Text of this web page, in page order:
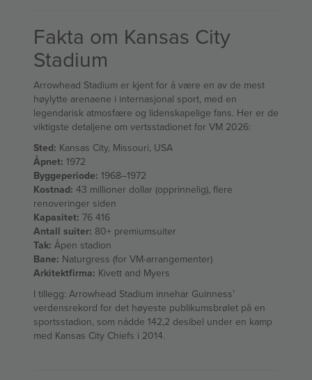
Fakta om Kansas City
Stadium
Arrowhead Stadium er kjent for å være en av de mest
høylytte arenaene i internasjonal sport, med en
legendarisk atmosfære og lidenskapelige fans. Her er de
viktigste detaljene om vertsstadionet for VM 2026:
Sted: Kansas City, Missouri, USA
Åpnet: 1972
Byggeperiode: 1968–1972
Kostnad: 43 millioner dollar (opprinnelig), flere
renoveringer siden
Kapasitet: 76 416
Antall suiter: 80+ premiumsuiter
Tak: Åpen stadion
Bane: Naturgress (for VM-arrangementer)
Arkitektfirma: Kivett and Myers
I tillegg: Arrowhead Stadium innehar Guinness’
verdensrekord for det høyeste publikumsbrølet på en
sportsstadion, som nådde 142,2 desibel under en kamp
med Kansas City Chiefs i 2014.